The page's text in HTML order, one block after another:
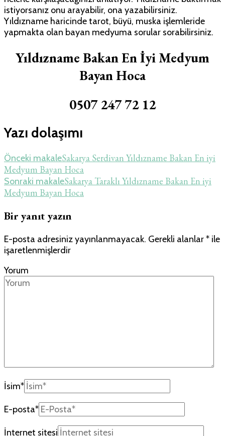
istiyorsanız onu arayabilir, ona yazabilirsiniz.
Yıldızname haricinde tarot, büyü, muska işlemleride
yapmakta olan bayan medyuma sorular sorabilirsiniz.
Yıldızname Bakan En İyi Medyum
Bayan Hoca
0507 247 72 12
Yazı dolaşımı
Önceki makaleSakarya Serdivan Yıldızname Bakan En iyi
Medyum Bayan Hoca
Sonraki makaleSakarya Taraklı Yıldızname Bakan En iyi
Medyum Bayan Hoca
Bir yanıt yazın
E-posta adresiniz yayınlanmayacak. Gerekli alanlar* ile
işaretlenmişlerdir
Yorum
İsim*
E-posta*
İnternet sitesi